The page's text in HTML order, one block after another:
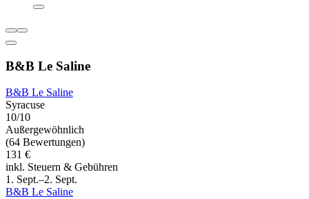
B&B Le Saline
B&B Le Saline
Syracuse
10/10
Außergewöhnlich
(64 Bewertungen)
131 €
inkl. Steuern & Gebühren
1. Sept.–2. Sept.
B&B Le Saline